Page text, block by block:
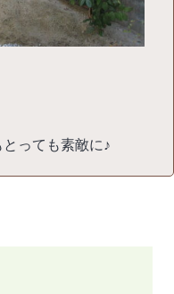
っても素敵に♪